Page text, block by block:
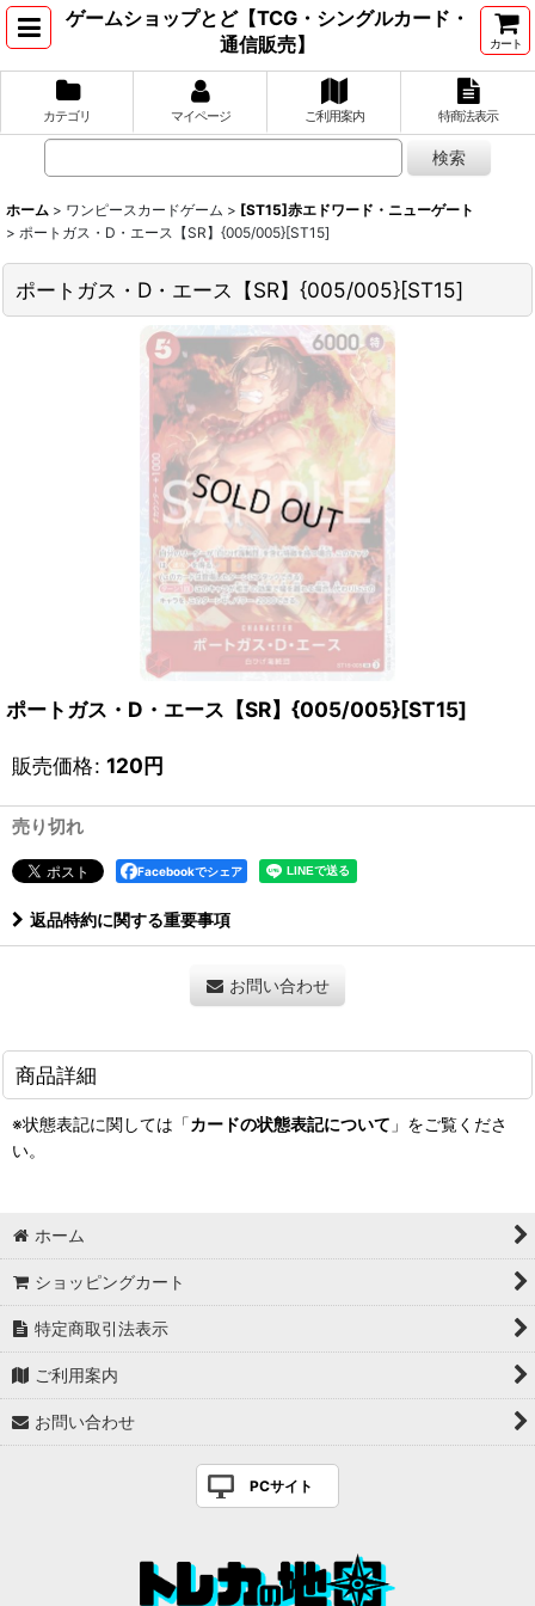
ゲームショップとど【TCG・シングルカード・
通信販売】
カート
カテゴリ マイページ ご利用案内 特商法表示
ホーム > ワンピースカードゲーム > [ST15]赤エドワード・ニューゲート
> ポートガス・D・エース【SR】{005/005}[ST15]
ポートガス・D・エース【SR】{005/005}[ST15]
ポートガス・D・エース【SR】{005/005}[ST15]
販売価格: 120円
売り切れ
Facebookでシェア
返品特約に関する重要事項
お問い合わせ
商品詳細
※状態表記に関しては「カードの状態表記について 」をご覧くださ
い。
ホーム
ショッピングカート
特定商取引法表示
ご利用案内
お問い合わせ
PCサイト